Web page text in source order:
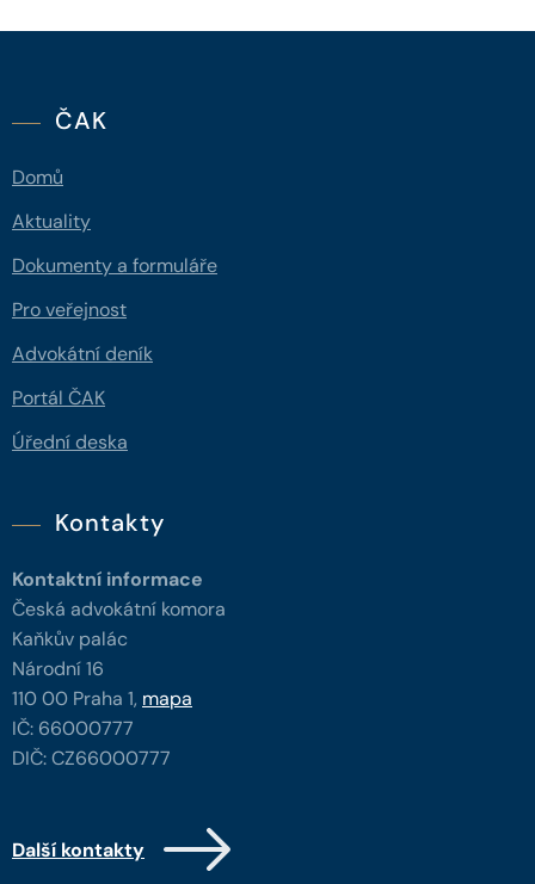
ČAK
Domů
Aktuality
Dokumenty a formuláře
Pro veřejnost
Advokátní deník
Portál ČAK
Úřední deska
Kontakty
Kontaktní informace
Česká advokátní komora
Kaňkův palác
Národní 16
110 00 Praha 1, mapa
IČ: 66000777
DIČ: CZ66000777
Další kontakty